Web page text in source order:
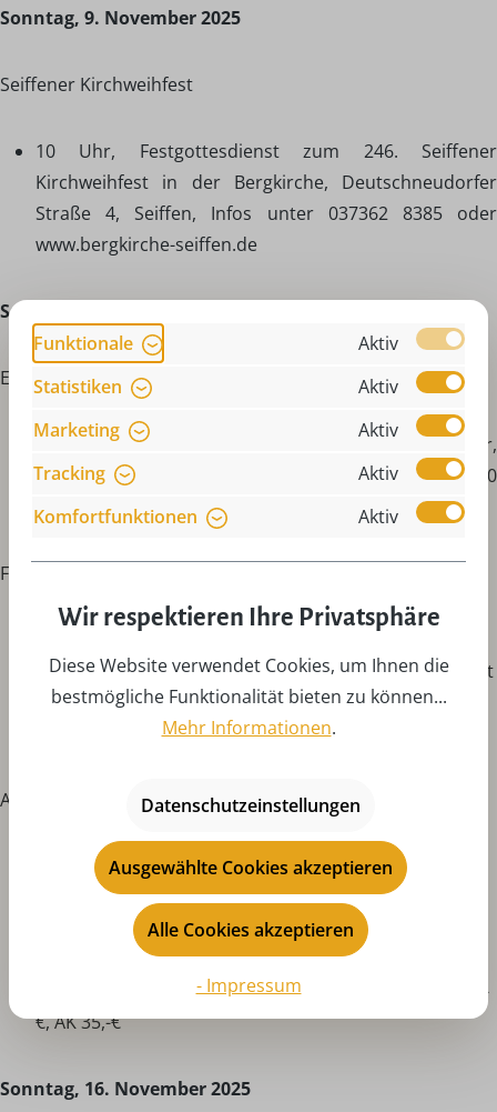
Sonntag, 9. November 2025
Seiffener Kirchweihfest
10 Uhr, Festgottesdienst zum 246. Seiffener
Kirchweihfest in der Bergkirche, Deutschneudorfer
Straße 4, Seiffen, Infos unter 037362 8385 oder
www.bergkirche-seiffen.de
Samstag, 15. November 2025
Eisbahnfeeling
9 Uhr, Eröffnung der Eisbahn der Sportwelt Preußler,
Hauptstraße 199, Seiffen, Infos unter 037362 88850
oder www.sportwelt-preußler.de
Faschingsauftakt beim NCV
Faschingsauftakt mit dem NCV e.V. mit der Disco "Light
Dance" in der Turnhalle hinterm Vereinshaus, Brüxer
Straße 22, Neuhausen
Abendveranstaltung mit Rüdiger Hoffmann
Einlass ab 19 Uhr, Beginn 20 Uhr, Rüdiger Hoffmann –
„Mal ehrlich...“ im Haus des Gastes, Hauptstr. 156,
Seiffen, www.seiffen.de, Kartenvorverkauf in der
Touristinformation Seiffen, Hauptstr. 73, Infos unter
037362 8438 oder info@touristinfo-seiffen.de, VVK 32,-
€, AK 35,-€
Sonntag, 16. November 2025
Funktionale
Aktiv
Statistiken
Aktiv
Marketing
Aktiv
Tracking
Aktiv
Komfortfunktionen
Aktiv
Wir respektieren Ihre Privatsphäre
Diese Website verwendet Cookies, um Ihnen die
bestmögliche Funktionalität bieten zu können...
Mehr Informationen.
Datenschutzeinstellungen
Ausgewählte Cookies akzeptieren
Alle Cookies akzeptieren
- Impressum